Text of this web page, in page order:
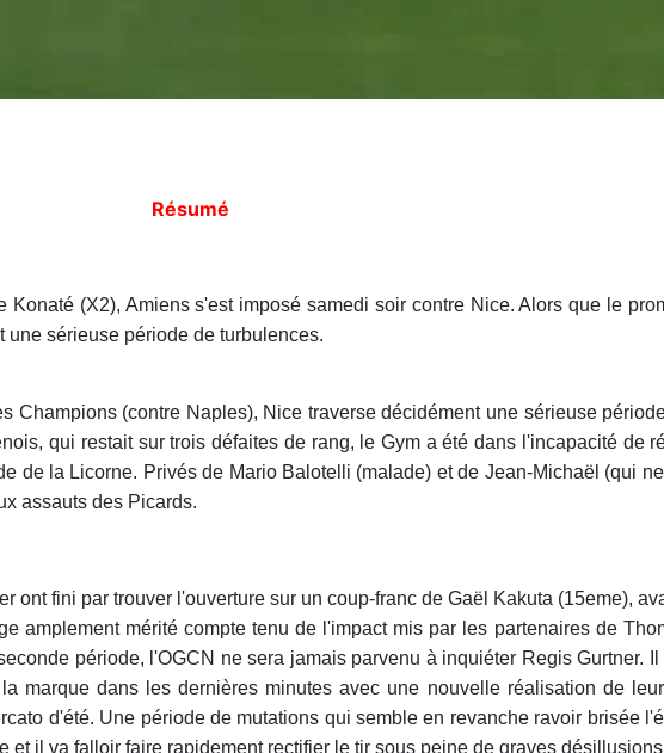
Résumé
Konaté (X2), Amiens s'est imposé samedi soir contre Nice. Alors que le
une sérieuse période de turbulences.
Champions (contre Naples), Nice traverse décidément une sérieuse
qui restait sur trois défaites de rang, le Gym a été dans l'incapacité de
de la Licorne. Privés de Mario Balotelli (malade) et de Jean-Michaël (qui
assauts des Picards.
ont fini par trouver l'ouverture sur un coup-franc de Gaël Kakuta (15eme),
amplement mérité compte tenu de l'impact mis par les partenaires de
période, l'OGCN ne sera jamais parvenu à inquiéter Regis Gurtner.
marque dans les dernières minutes avec une nouvelle réalisation de
d'été. Une période de mutations qui semble en revanche ravoir brisée
il va falloir faire rapidement rectifier le tir sous peine de graves